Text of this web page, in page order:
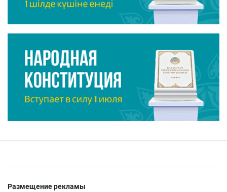
Размещение рекламы